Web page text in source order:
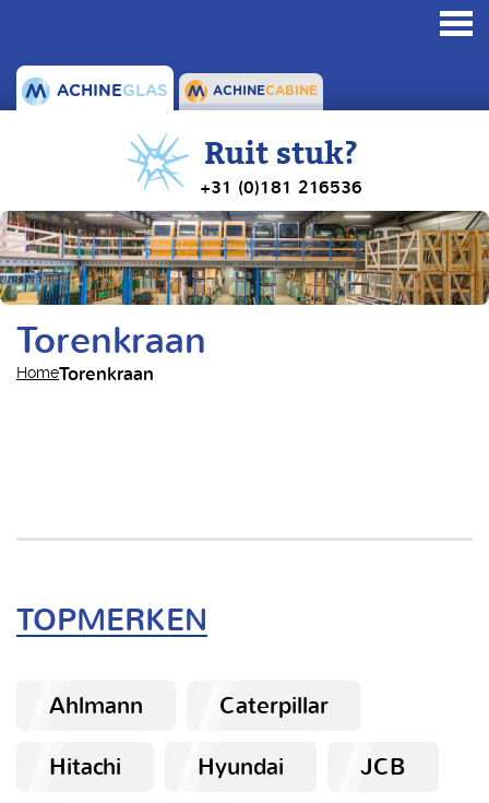
ACHINEGLAS ACHINECABINE
Ruit stuk?
+31 (0)181 216536
Torenkraan
HomeTorenkraan
TOPMERKEN
Ahlmann
Caterpillar
Hitachi
Hyundai
JCB